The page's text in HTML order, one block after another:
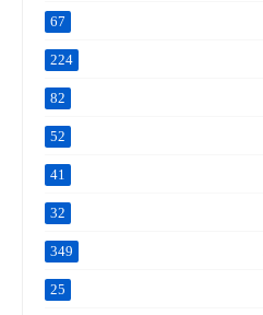
67
224
82
52
41
32
349
25